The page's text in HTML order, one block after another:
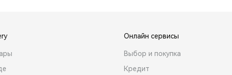
Онлайн сервисы
Выбор и покупка
Кредит